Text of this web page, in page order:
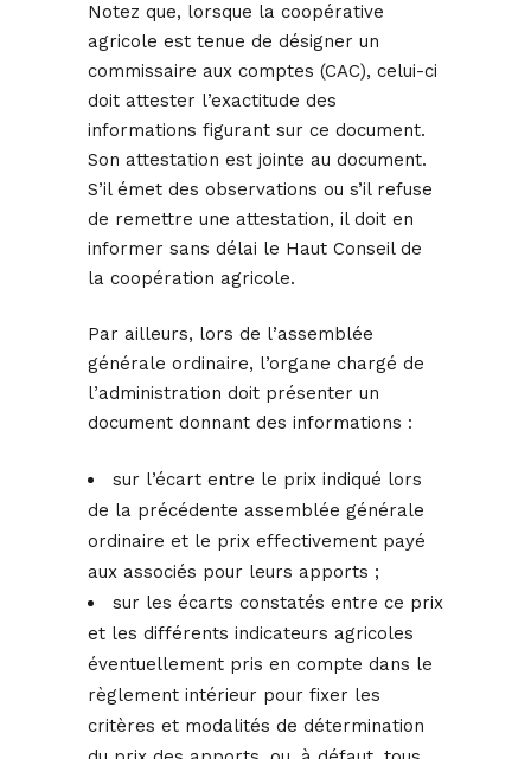
Notez que, lorsque la coopérative
agricole est tenue de désigner un
commissaire aux comptes (CAC), celui-ci
doit attester l’exactitude des
informations figurant sur ce document.
Son attestation est jointe au document.
S’il émet des observations ou s’il refuse
de remettre une attestation, il doit en
informer sans délai le Haut Conseil de
la coopération agricole.
Par ailleurs, lors de l’assemblée
générale ordinaire, l’organe chargé de
l’administration doit présenter un
document donnant des informations :
sur l’écart entre le prix indiqué lors
de la précédente assemblée générale
ordinaire et le prix effectivement payé
aux associés pour leurs apports ;
sur les écarts constatés entre ce prix
et les différents indicateurs agricoles
éventuellement pris en compte dans le
règlement intérieur pour fixer les
critères et modalités de détermination